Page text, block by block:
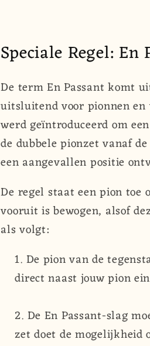
Speciale Regel: En
De term En Passant komt
uitsluitend voor pionnen en
werd geïntroduceerd om
de dubbele pionzet vanaf
een aangevallen positie
De regel staat een pion toe
vooruit is bewogen, alsof
als volgt:
De pion van de
direct naast jouw pion
De En Passant-slag
zet doet de mogelijkheid